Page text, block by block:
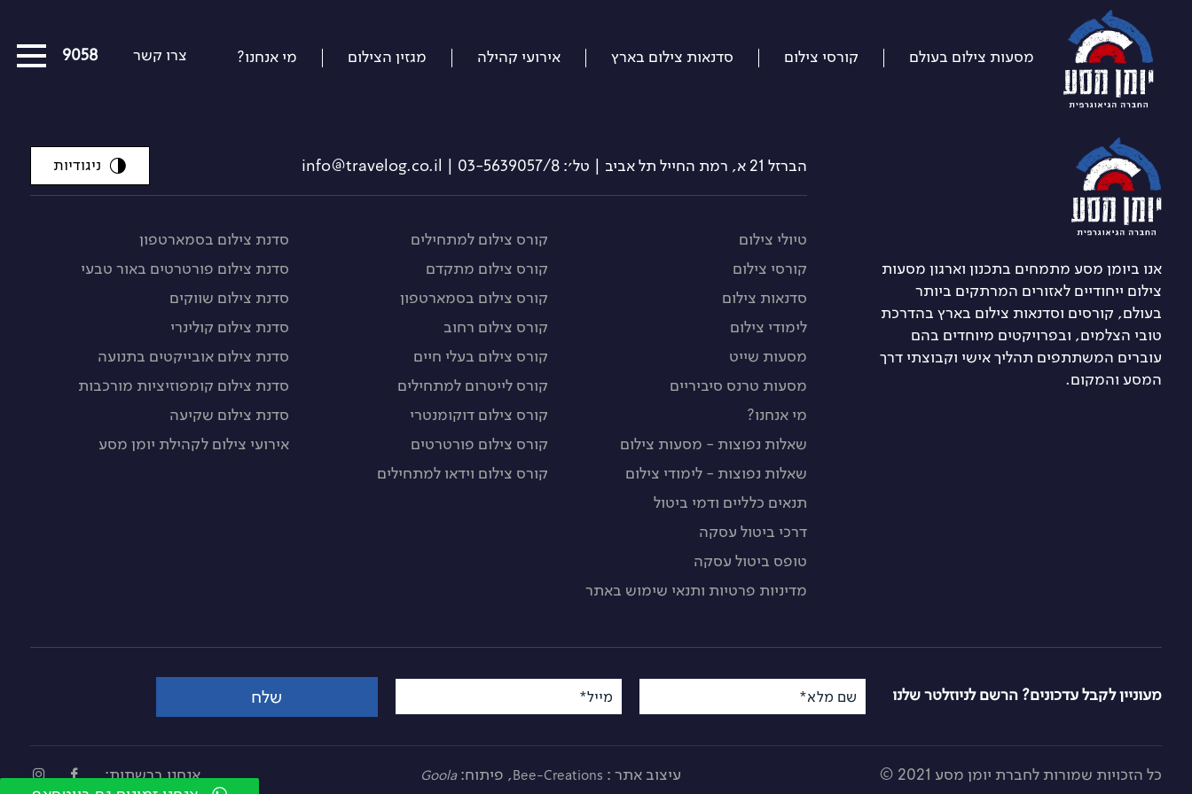
התפריט
מסעות צילום בעולם קורסי צילום סדנאות צילום בארץ אירועי קהילה מגזין הצילום מי אנחנו? צרו קשר 03-5639058
הפרויקטים החברתיים שלנו
סיפורים מבעד לעדשה
כתבו עלינו
על צילום וצלמים
קול קורא
אנו ביומן מסע מתמחים בתכנון וארגון מסעות
צילום ייחודיים לאזורים המרתקים ביותר
בעולם, קורסים וסדנאות צילום בארץ בהדרכת
טובי הצלמים, ובפרויקטים מיוחדים בהם
עוברים המשתתפים תהליך אישי וקבוצתי דרך
המסע והמקום.
הברזל 21 א, רמת החייל תל אביב | טל׳: 03-5639057/8 | info@travelog.co.il ניגודיות
טיולי צילום
קורסי צילום
סדנאות צילום
לימודי צילום
מסעות שייט
מסעות טרנס סיביריים
מי אנחנו?
שאלות נפוצות - מסעות צילום
שאלות נפוצות - לימודי צילום
תנאים כלליים ודמי ביטול
דרכי ביטול עסקה
טופס ביטול עסקה
מדיניות פרטיות ותנאי שימוש באתר
קורס צילום למתחילים
קורס צילום מתקדם
קורס צילום בסמארטפון
קורס צילום רחוב
קורס צילום בעלי חיים
קורס לייטרום למתחילים
קורס צילום דוקומנטרי
קורס צילום פורטרטים
קורס צילום וידאו למתחילים
סדנת צילום בסמארטפון
סדנת צילום פורטרטים באור טבעי
סדנת צילום שווקים
סדנת צילום קולינרי
סדנת צילום אובייקטים בתנועה
סדנת צילום קומפוזיציות מורכבות
סדנת צילום שקיעה
אירועי צילום לקהילת יומן מסע
מעוניין לקבל עדכונים? הרשם לניוזלטר שלנו שם מלא* מייל* שלח
כל הזכויות שמורות לחברת יומן מסע 2021 © עיצוב אתר : Bee-Creations, פיתוח:Goola
אנחנו ברשתות: